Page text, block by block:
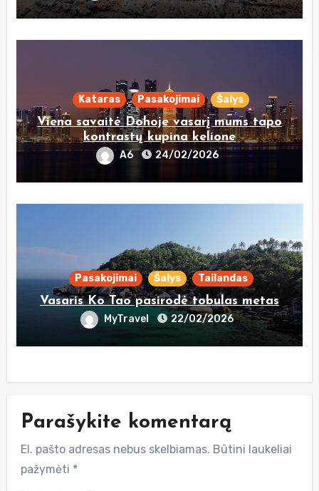
Kataras Pasakojimai Šalys
Viena savaitė Dohoje vasarį mums tapo
kontrastų kupina kelione
A6 24/02/2026
Pasakojimai Šalys Tailandas
Vasaris Ko Tao pasirodė tobulas metas
MyTravel 22/02/2026
Parašykite komentarą
El. pašto adresas nebus skelbiamas. Būtini laukeliai
pažymėti *